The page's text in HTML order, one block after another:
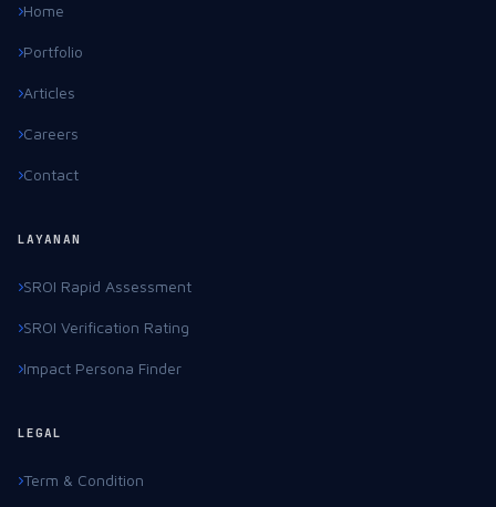
Home
Portfolio
Articles
Careers
Contact
LAYANAN
SROI Rapid Assessment
SROI Verification Rating
Impact Persona Finder
LEGAL
Term & Condition